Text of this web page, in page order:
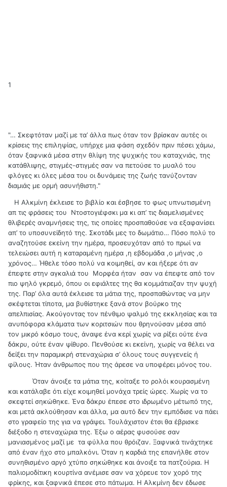
1
"… Σκεφτόταν μαζί με τα’ άλλα πως όταν τον βρίσκαν αυτές οι
κρίσεις της επιληψίας, υπήρχε μια φάση σχεδόν πριν πέσει χάμω,
όταν ξαφνικά μέσα στην θλίψη της ψυχικής του καταχνιάς, της
κατάθλιψης, στιγμές-στιγμές σαν να πετούσε το μυαλό του
φλόγες κι όλες μέσα του οι δυνάμεις της ζωής τανύζονταν
διαμιάς με ορμή ασυνήθιστη."
Η Αλκμίνη έκλεισε το βιβλίο και έσβησε το φως υπνωτισμένη
απ τις φράσεις του Ντοστογιέφσκι μα κι απ’ τις διαμελισμένες
θλιβερές αναμνήσεις της, τις οποίες προσπαθούσε να εξαφανίσει
απ’ το υποσυνείδητό της. Σκοτάδι μες το δωμάτιο… Πόσο πολύ το
αναζητούσε εκείνη την ημέρα, προσευχόταν από το πρωί να
τελειώσει αυτή η καταραμένη ημέρα ,η εβδομάδα ,ο μήνας ,ο
χρόνος… Ήθελε τόσο πολύ να κοιμηθεί, αν και ήξερε ότι αν
έπεφτε στην αγκαλιά του Μορφέα ήταν σαν να έπεφτε από τον
πιο ψηλό γκρεμό, όπου οι εφιάλτες της θα κομμάτιαζαν την ψυχή
της. Παρ’ όλα αυτά έκλεισε τα μάτια της, προσπαθώντας να μην
σκέφτεται τίποτα, μα βυθίστηκε ξανά στον βούρκο της
απελπισίας. Ακούγοντας τον πένθιμο ψαλμό της εκκλησίας και τα
ανυπόφορα κλάματα των κοριτσιών που θρηνούσαν μέσα από
τον μικρό κόσμο τους, άναψε ένα κερί χωρίς να ρίξει ούτε ένα
δάκρυ, ούτε έναν ψίθυρο. Πενθούσε κι εκείνη, χωρίς να θέλει να
δείξει την παραμικρή στεναχώρια σ’ όλους τους συγγενείς ή
φίλους. Ήταν άνθρωπος που της άρεσε να υποφέρει μόνος του.
Όταν άνοιξε τα μάτια της, κοίταξε το ρολόι κουρασμένη
και κατάλαβε ότι είχε κοιμηθεί μονάχα τρείς ώρες. Χωρίς να το
σκεφτεί σηκώθηκε. Ένα δάκρυ έπεσε στο ιδρωμένο μέτωπό της,
και μετά ακλούθησαν και άλλα, μα αυτό δεν την εμπόδισε να πάει
στο γραφείο της για να γράψει. Τουλάχιστον έτσι θα έβρισκε
διέξοδο η στεναχώρια της. Έξω ο αέρας φυσούσε σαν
μανιασμένος μαζί με τα φύλλα που θρόιζαν. Ξαφνικά τινάχτηκε
από έναν ήχο στο μπαλκόνι. Όταν η καρδιά της επανήλθε στον
συνηθισμένο αργό χτύπο σηκώθηκε και άνοιξε τα πατζούρια. Η
παλιομοδίτικη κουρτίνα ανέμισε σαν να χόρευε τον χορό της
φρίκης, και ξαφνικά έπεσε στο πάτωμα. Η Αλκμίνη δεν έδωσε